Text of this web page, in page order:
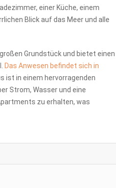
einer Küche, einem
Blick auf das Meer und alle
Grundstück und bietet einen
Das Anwesen befindet sich in
ist in einem hervorragenden
Strom, Wasser und eine
zu erhalten, was